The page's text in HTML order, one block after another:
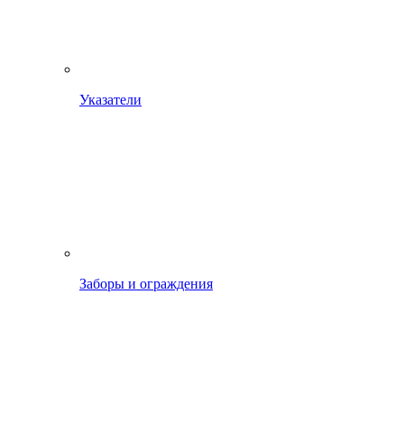
Указатели
Заборы и ограждения